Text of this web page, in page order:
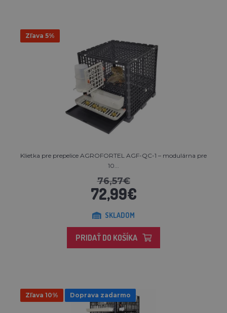
Zľava 5%
Klietka pre prepelice AGROFORTEL AGF-QC-1 – modulárna pre
10...
76,57€
72,99€
SKLADOM
PRIDAŤ DO KOŠÍKA
Zľava 10% Doprava zadarmo